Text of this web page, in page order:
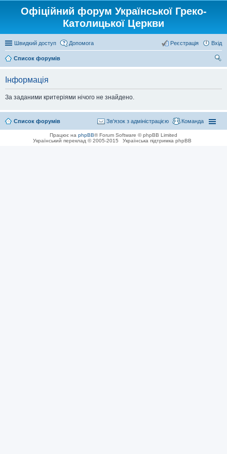
Офіційний форум Української Греко-
Католицької Церкви
Швидкий доступ Допомога Вхід
Реєстрація
Список форумів
Інформація
За заданими критеріями нічого не знайдено.
Список форумів Команда
Зв'язок з адміністрацією
Працює на phpBB® Forum Software © phpBB Limited
Український переклад © 2005-2015
Українська підтримка phpBB